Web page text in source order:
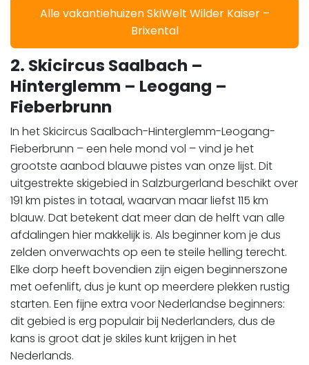
Alle vakantiehuizen SkiWelt Wilder Kaiser –
Brixental
2. Skicircus Saalbach –
Hinterglemm – Leogang –
Fieberbrunn
In het Skicircus Saalbach-Hinterglemm-Leogang-
Fieberbrunn – een hele mond vol – vind je het
grootste aanbod blauwe pistes van onze lijst. Dit
uitgestrekte skigebied in Salzburgerland beschikt over
191 km pistes in totaal, waarvan maar liefst 115 km
blauw. Dat betekent dat meer dan de helft van alle
afdalingen hier makkelijk is. Als beginner kom je dus
zelden onverwachts op een te steile helling terecht.
Elke dorp heeft bovendien zijn eigen beginnerszone
met oefenlift, dus je kunt op meerdere plekken rustig
starten. Een fijne extra voor Nederlandse beginners:
dit gebied is erg populair bij Nederlanders, dus de
kans is groot dat je skiles kunt krijgen in het
Nederlands.